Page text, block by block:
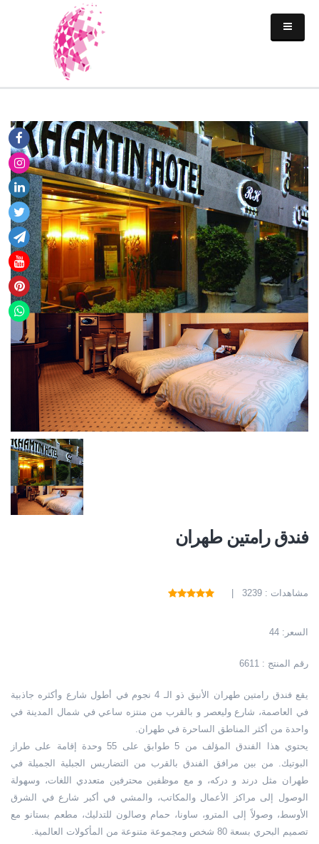
فندق رامتين طهران
مشاهدات : 3239 |
السعر: 44
رقم المنتج : 6611
يقع فندق رامتين طهران الأنيق ذو الـ 4 نجوم في أطول شارع وأكثره جاذبية
في العاصمة، شارع وليعصر و بالقرب من منتزه ساعي في شمال المدينة في
واحدة من أكثر المناطق الساحرة في طهران.
يحتوي هذا الفندق المؤلف من 5 طوابق على 55 وحدة إقامة على طراز
البوتيك. من بين مرافق الفندق بالقرب من التضاريس الجبلية الجميلة في
طهران مثل درند و دركه، و مع موظفين محترفين متعددي اللغات، وسهولة
الوصول إلى مراكز الأعمال والمكاتب، والمشي في أكبر شارع في الشرق
الأوسط، وصولاً إلى المترو، ساونا، حمام وصالون للتدليك، مطعم بستانو مع
تصميم البحري بسعة 80 شخص ومجموعة متنوعة من المأكولات العالمية.